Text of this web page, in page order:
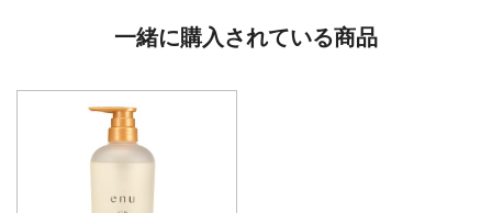
一緒に購入されている商品